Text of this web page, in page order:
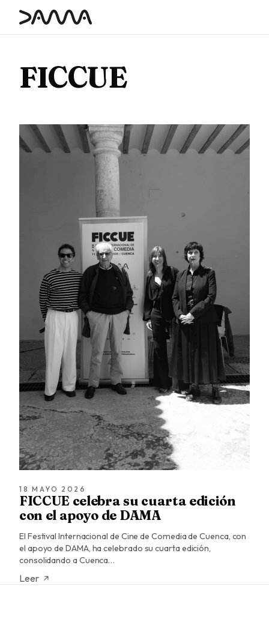
contenido
FICCUE
18 MAYO 2026
FICCUE celebra su cuarta edición
con el apoyo de DAMA
El Festival Internacional de Cine de Comedia de Cuenca, con
el apoyo de DAMA, ha celebrado su cuarta edición,
consolidando a Cuenca…
Leer